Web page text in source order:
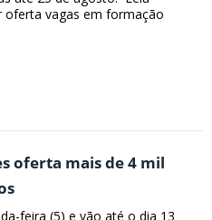
oferta vagas em formação
oferta mais de 4 mil
feira (5) e vão até o dia 13